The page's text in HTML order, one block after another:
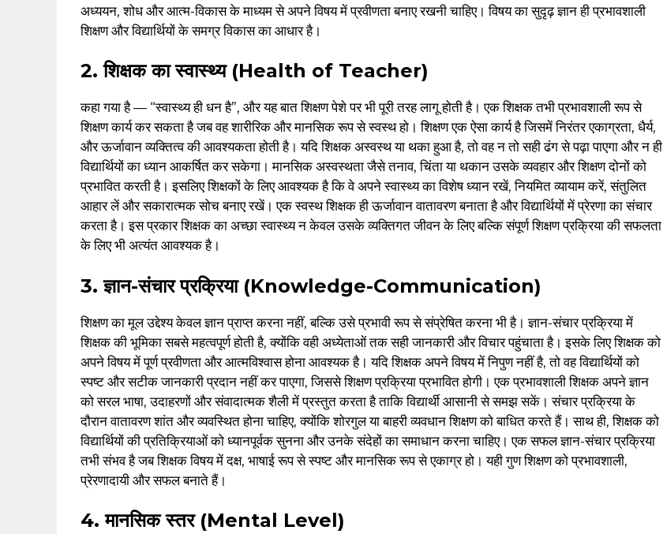
अध्ययन, शोध और आत्म-विकास के माध्यम से अपने विषय में प्रवीणता बनाए रखनी चाहिए। विषय का सुदृढ़ ज्ञान ही प्रभावशाली
शिक्षण और विद्यार्थियों के समग्र विकास का आधार है।
2. शिक्षक का स्वास्थ्य (Health of Teacher)
कहा गया है — “स्वास्थ्य ही धन है”, और यह बात शिक्षण पेशे पर भी पूरी तरह लागू होती है। एक शिक्षक तभी प्रभावशाली रूप से
शिक्षण कार्य कर सकता है जब वह शारीरिक और मानसिक रूप से स्वस्थ हो। शिक्षण एक ऐसा कार्य है जिसमें निरंतर एकाग्रता, धैर्य,
और ऊर्जावान व्यक्तित्व की आवश्यकता होती है। यदि शिक्षक अस्वस्थ या थका हुआ है, तो वह न तो सही ढंग से पढ़ा पाएगा और न ही
विद्यार्थियों का ध्यान आकर्षित कर सकेगा। मानसिक अस्वस्थता जैसे तनाव, चिंता या थकान उसके व्यवहार और शिक्षण दोनों को
प्रभावित करती है। इसलिए शिक्षकों के लिए आवश्यक है कि वे अपने स्वास्थ्य का विशेष ध्यान रखें, नियमित व्यायाम करें, संतुलित
आहार लें और सकारात्मक सोच बनाए रखें। एक स्वस्थ शिक्षक ही ऊर्जावान वातावरण बनाता है और विद्यार्थियों में प्रेरणा का संचार
करता है। इस प्रकार शिक्षक का अच्छा स्वास्थ्य न केवल उसके व्यक्तिगत जीवन के लिए बल्कि संपूर्ण शिक्षण प्रक्रिया की सफलता
के लिए भी अत्यंत आवश्यक है।
3. ज्ञान-संचार प्रक्रिया (Knowledge-Communication)
शिक्षण का मूल उद्देश्य केवल ज्ञान प्राप्त करना नहीं, बल्कि उसे प्रभावी रूप से संप्रेषित करना भी है। ज्ञान-संचार प्रक्रिया में
शिक्षक की भूमिका सबसे महत्वपूर्ण होती है, क्योंकि वही अध्येताओं तक सही जानकारी और विचार पहुंचाता है। इसके लिए शिक्षक को
अपने विषय में पूर्ण प्रवीणता और आत्मविश्वास होना आवश्यक है। यदि शिक्षक अपने विषय में निपुण नहीं है, तो वह विद्यार्थियों को
स्पष्ट और सटीक जानकारी प्रदान नहीं कर पाएगा, जिससे शिक्षण प्रक्रिया प्रभावित होगी। एक प्रभावशाली शिक्षक अपने ज्ञान
को सरल भाषा, उदाहरणों और संवादात्मक शैली में प्रस्तुत करता है ताकि विद्यार्थी आसानी से समझ सकें। संचार प्रक्रिया के
दौरान वातावरण शांत और व्यवस्थित होना चाहिए, क्योंकि शोरगुल या बाहरी व्यवधान शिक्षण को बाधित करते हैं। साथ ही, शिक्षक को
विद्यार्थियों की प्रतिक्रियाओं को ध्यानपूर्वक सुनना और उनके संदेहों का समाधान करना चाहिए। एक सफल ज्ञान-संचार प्रक्रिया
तभी संभव है जब शिक्षक विषय में दक्ष, भाषाई रूप से स्पष्ट और मानसिक रूप से एकाग्र हो। यही गुण शिक्षण को प्रभावशाली,
प्रेरणादायी और सफल बनाते हैं।
4. मानसिक स्तर (Mental Level)